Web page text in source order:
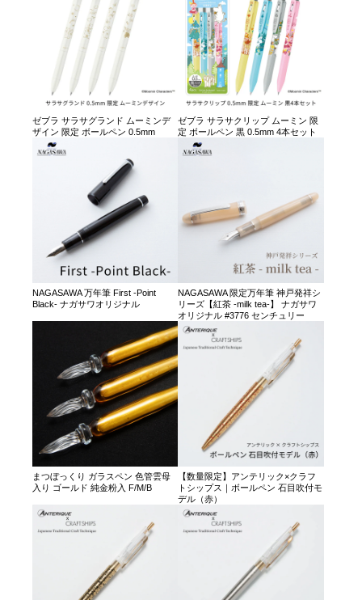
ゼブラ サラサグランド ムーミンデ
ザイン 限定 ボールペン 0.5mm
ゼブラ サラサクリップ ムーミン 限
定 ボールペン 黒 0.5mm 4本セット
NAGASAWA 万年筆 First -Point
Black- ナガサワオリジナル
NAGASAWA 限定万年筆 神戸発祥シ
リーズ【紅茶 -milk tea-】 ナガサワ
オリジナル #3776 センチュリー
まつぼっくり ガラスペン 色管雲母
入り ゴールド 純金粉入 F/M/B
【数量限定】アンテリック×クラフ
トシップス｜ボールペン 石目吹付モ
デル（赤）